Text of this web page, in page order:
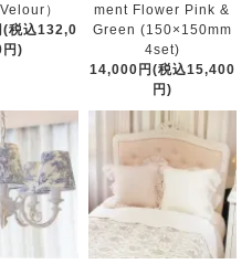
）
税込132,0
)
ment Flower Pink &
Green (150×150mm
4set)
14,000円(税込15,400
円)